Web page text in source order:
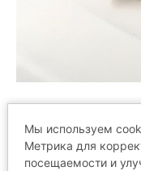
ОТЗЫВЫ
Мы используем
Метрика для
посещаемости и